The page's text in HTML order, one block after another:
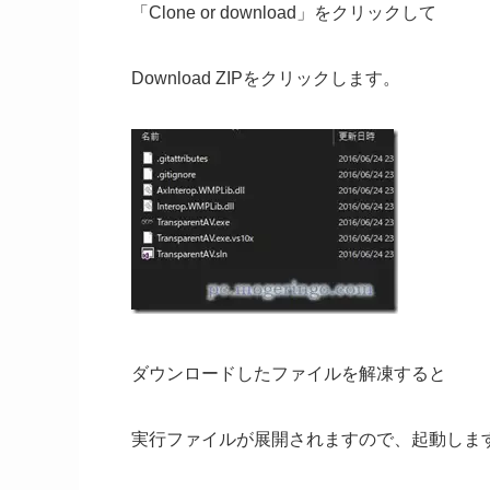
「Clone or download」をクリックして
Download ZIPをクリックします。
ダウンロードしたファイルを解凍すると
実行ファイルが展開されますので、起動しま